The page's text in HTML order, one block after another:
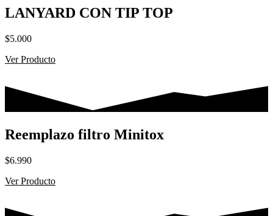
LANYARD CON TIP TOP
$5.000
Ver Producto
Reemplazo filtro Minitox
$6.990
Ver Producto